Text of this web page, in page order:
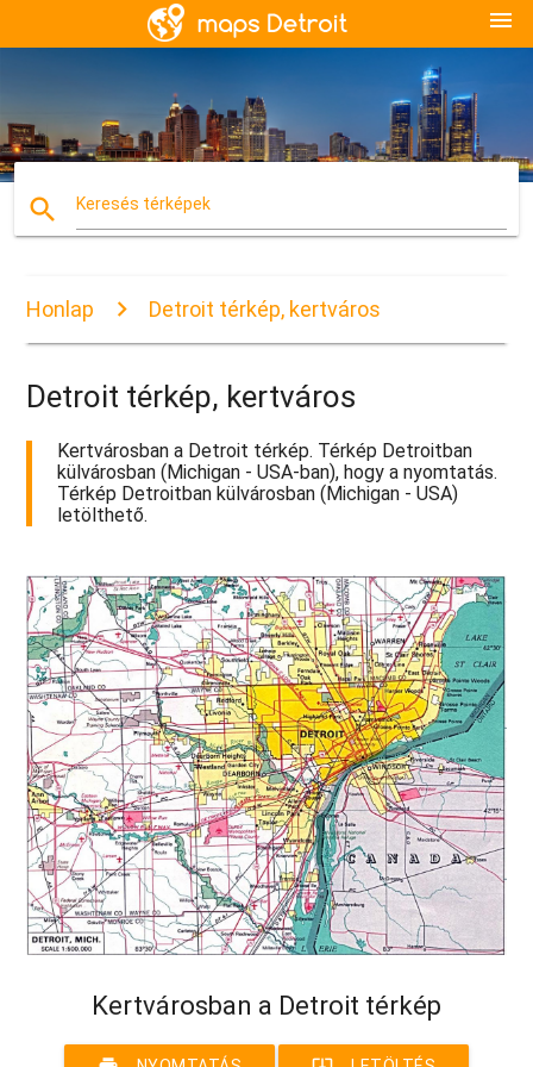
menu
search Keresés térképek
Honlap Detroit térkép, kertváros
Detroit térkép, kertváros
Kertvárosban a Detroit térkép. Térkép Detroitban
külvárosban (Michigan - USA-ban), hogy a nyomtatás.
Térkép Detroitban külvárosban (Michigan - USA)
letölthető.
Kertvárosban a Detroit térkép